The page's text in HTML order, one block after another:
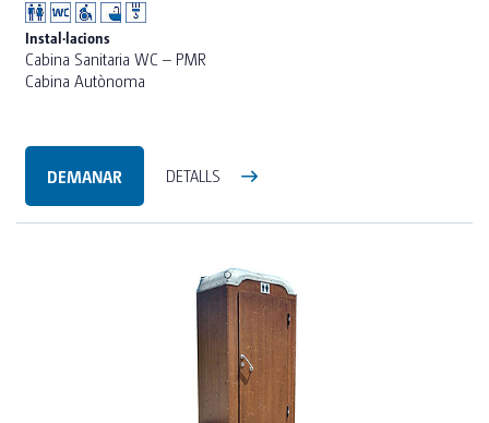
Instal·lacions
Cabina Sanitaria WC – PMR
Cabina Autònoma
DEMANAR DETALLS